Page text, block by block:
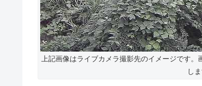
上記画像はライブカメラ撮影先のイメージです
しま